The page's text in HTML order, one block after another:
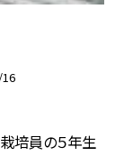
培員の５年生